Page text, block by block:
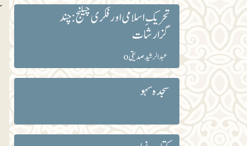
تحریک ِ اسلامی اور فکری چیلنج: چند
گزارشات
عبدالرشید صدیقیo
سجدہ سہو